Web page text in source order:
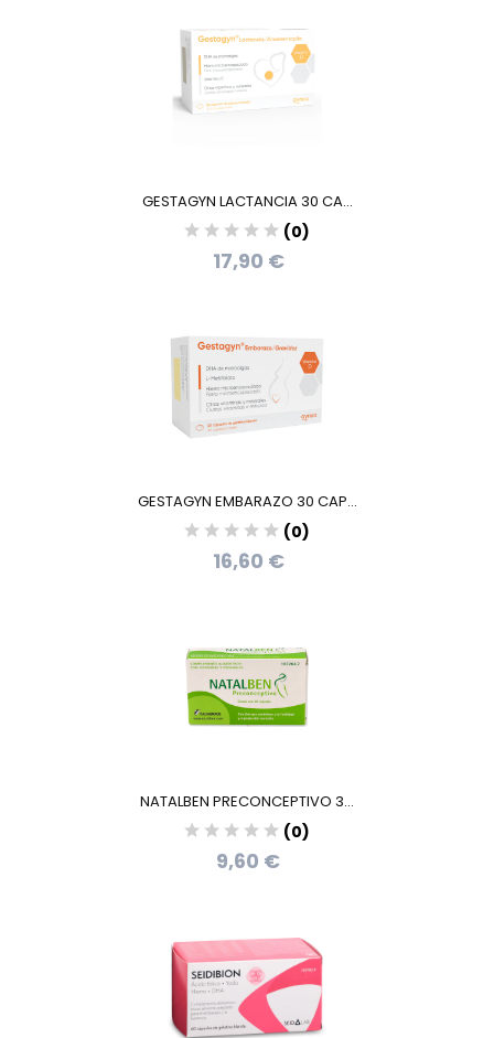
GESTAGYN LACTANCIA 30 CA...
(0)
17,90 €
GESTAGYN EMBARAZO 30 CAP...
(0)
16,60 €
NATALBEN PRECONCEPTIVO 3...
(0)
9,60 €